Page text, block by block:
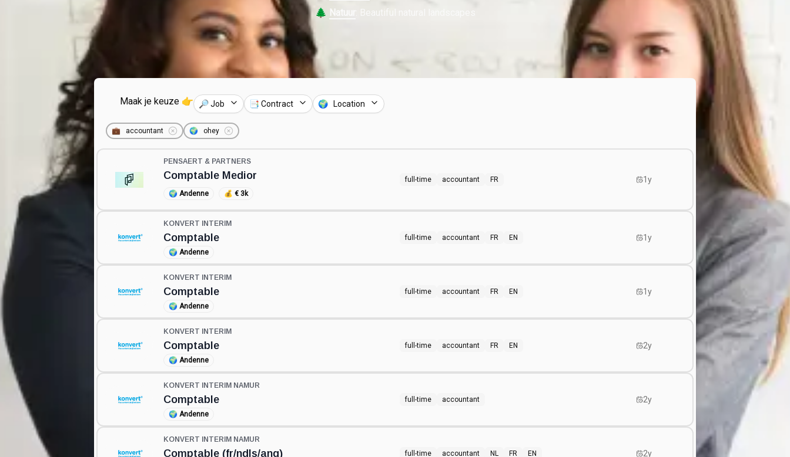
🌲 Natuur Beautiful natural landscapes
Maak je keuze 👉 🔎 Job 📑 Contract 🌍 Location
💼 accountant 🌍 ohey
PENSAERT & PARTNERS
Comptable Medior
🌍 Andenne 💰€ 3k
full-time accountant FR 1y
KONVERT INTERIM
Comptable
🌍 Andenne
full-time accountant FR EN 1y
KONVERT INTERIM
Comptable
🌍 Andenne
full-time accountant FR EN 1y
KONVERT INTERIM
Comptable
🌍 Andenne
full-time accountant FR EN 2y
KONVERT INTERIM NAMUR
Comptable
🌍 Andenne
full-time accountant 2y
KONVERT INTERIM NAMUR
Comptable (fr/ndls/ang) full-time accountant NL FR EN 2y